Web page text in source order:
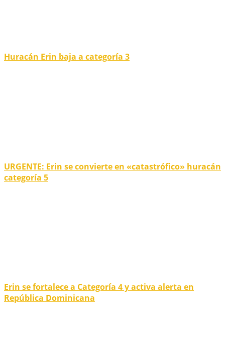
Huracán Erin baja a categoría 3
URGENTE: Erin se convierte en «catastrófico» huracán
categoría 5
Erin se fortalece a Categoría 4 y activa alerta en
República Dominicana